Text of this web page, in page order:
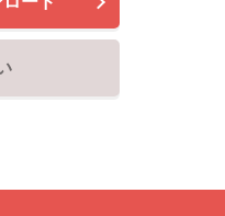
扱説明書に記載または別途同梱の別
記載する安全上のご注意は、法的規
者の許諾を得ることなく、取扱説明